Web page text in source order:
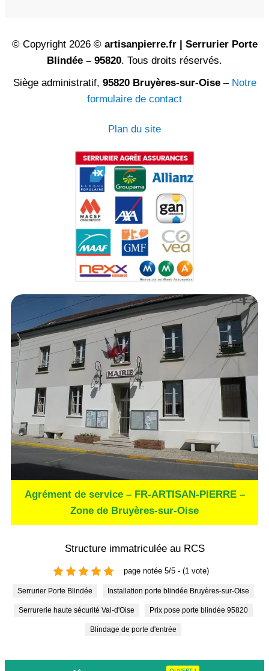
© Copyright 2026 © artisanpierre.fr | Serrurier Porte
Blindée – 95820. Tous droits réservés.
Siège administratif, 95820 Bruyères-sur-Oise– Notre
formulaire de contact
Plan du site
Agrément de service – FR-ARTISAN-PIERRE –
Zone de Bruyères-sur-Oise
Structure immatriculée au RCS
page notée 5/5 - (1 vote)
Serrurier Porte Blindée Installation porte blindée Bruyères-sur-Oise
Serrurerie haute sécurité Val-d'Oise Prix pose porte blindée 95820
Blindage de porte d'entrée